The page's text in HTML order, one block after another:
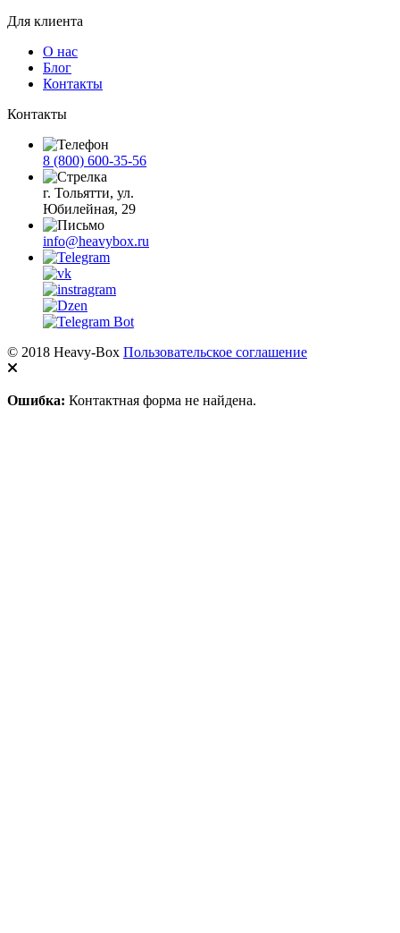
Для клиента
О нас
Блог
Контакты
Контакты
8 (800) 600-35-56
г. Тольятти, ул.
Юбилейная, 29
info@heavybox.ru
© 2018 Heavy-Box Пользовательское соглашение
Ошибка: Контактная форма не найдена.